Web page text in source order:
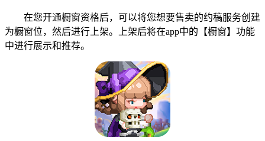
在您开通橱窗资格后，可以将您想要售卖的约稿服务创建
为橱窗位，然后进行上架。上架后将在app中的【橱窗】功能
中进行展示和推荐。